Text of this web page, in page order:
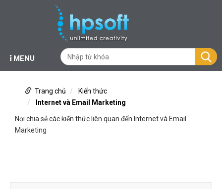
MENU
Trang chủ
Kiến thức
Internet và Email Marketing
Nơi chia sẻ các kiến thức liên quan đến Internet và Email
Marketing